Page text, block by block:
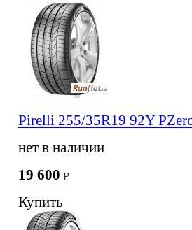
Pirelli 255/35R19 92Y
нет в наличии
19 600
Купить